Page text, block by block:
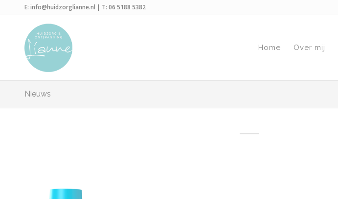
E: info@huidzorglianne.nl | T: 06 5188 5382
Home Over mij
Nieuws